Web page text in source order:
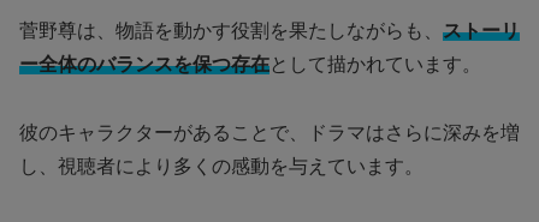
菅野尊は、物語を動かす役割を果たしながらも、 ストーリ
ー全体のバランスを保つ存在として描かれています。
彼のキャラクターがあることで、ドラマはさらに深みを増
し、視聴者により多くの感動を与えています。